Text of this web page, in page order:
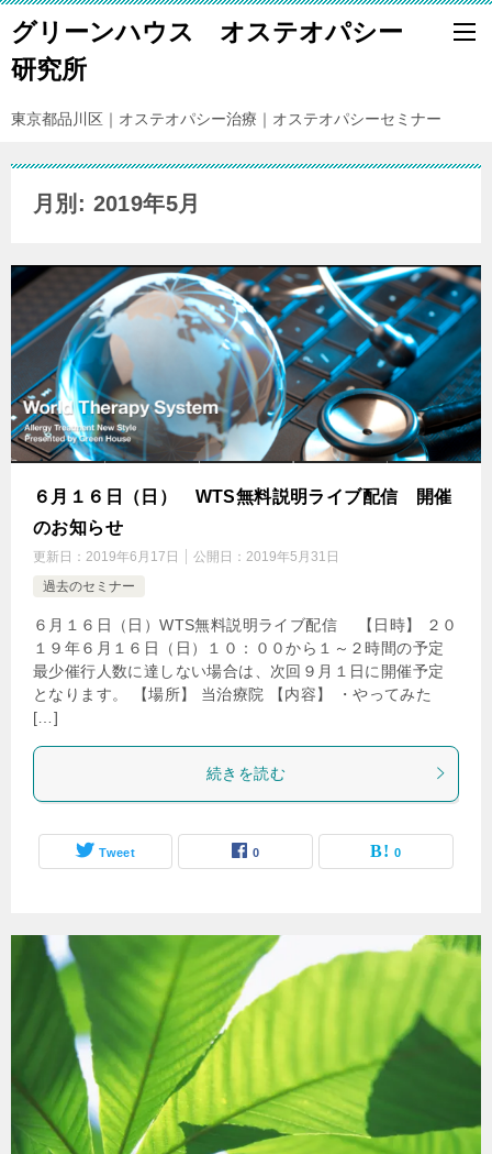
グリーンハウス オステオパシー
研究所
東京都品川区｜オステオパシー治療｜オステオパシーセミナー
月別: 2019年5月
６月１６日（日） WTS無料説明ライブ配信 開催
のお知らせ
更新日： 2019年6月17日 公開日： 2019年5月31日
過去のセミナー
６月１６日（日）WTS無料説明ライブ配信 【日時】 ２０
１９年６月１６日（日）１０：００から１～２時間の予定
最少催行人数に達しない場合は、次回９月１日に開催予定
となります。 【場所】 当治療院 【内容】 ・やってみた
[…]
続きを読む
Tweet 0 0